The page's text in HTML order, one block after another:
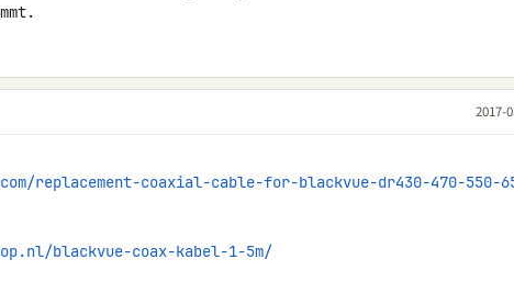
2017-
replacement-coaxial-cable-for-blackvue-dr430-470-550-
blackvue-coax-kabel-1-5m/